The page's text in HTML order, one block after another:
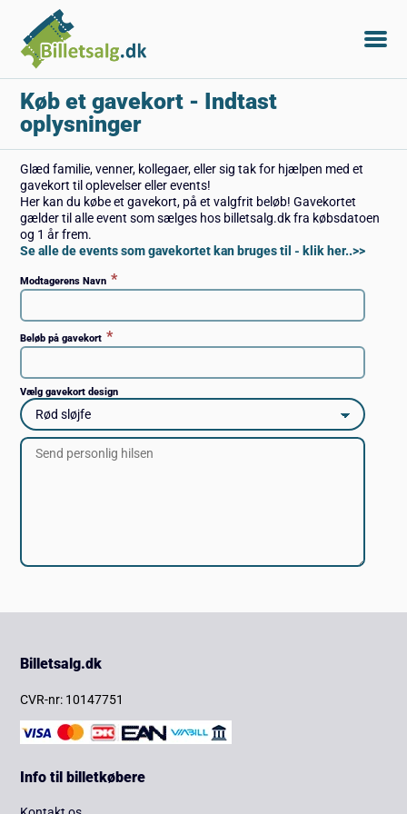
Køb et gavekort - Indtast
oplysninger
Glæd familie, venner, kollegaer, eller sig tak for hjælpen med et
gavekort til oplevelser eller events!
Her kan du købe et gavekort, på et valgfrit beløb! Gavekortet
gælder til alle event som sælges hos billetsalg.dk fra købsdatoen
og 1 år frem.
Se alle de events som gavekortet kan bruges til - klik her..>>
Modtagerens Navn *
Beløb på gavekort *
Vælg gavekort design
Billetsalg.dk
CVR-nr: 10147751
Info til billetkøbere